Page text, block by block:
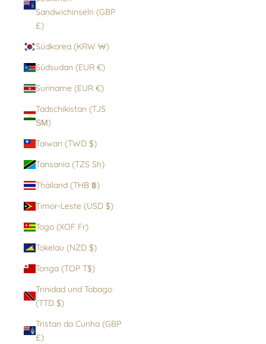
Sandwichinseln (GBP
£)
Südkorea (KRW ₩)
Südsudan (EUR €)
Suriname (EUR €)
Tadschikistan (TJS
ЅМ)
Taiwan (TWD $)
Tansania (TZS Sh)
Thailand (THB ฿)
Timor-Leste (USD $)
Togo (XOF Fr)
Tokelau (NZD $)
Tonga (TOP T$)
Trinidad und Tobago
(TTD $)
Tristan da Cunha (GBP
£)